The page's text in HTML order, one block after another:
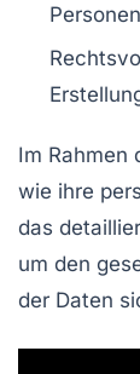
Im Rahmen
wie ihre
das
um den
der Daten